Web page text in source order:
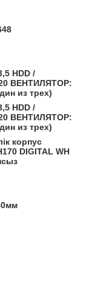
HDD /
ВЕНТИЛЯТОР:
из трех)
HDD /
ВЕНТИЛЯТОР:
из трех)
корпус
DIGITAL WH